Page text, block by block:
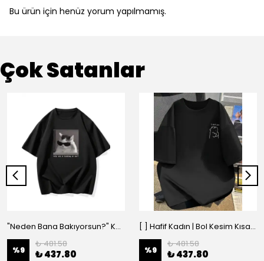
Bu ürün için henüz yorum yapılmamış.
Çok Satanlar
"Neden Bana Bakıyorsun?" Komik Kedi Grafik Tişört - Dijital Baskılı Siyah Bol - Siyah
%9
₺ 481.58
₺ 437.80
[ ] Hafif Kadın | Bol Kesim Kısa Kollu Yuvarlak Yaka Eğlenceli Karikatür Ayı ve - Siyah
%9
₺ 481.58
₺ 437.80